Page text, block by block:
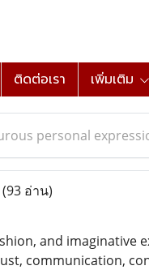
ติดต่อเรา เพิ่มเติม
personal
(93 อ่าน)
and imaginative
communication,